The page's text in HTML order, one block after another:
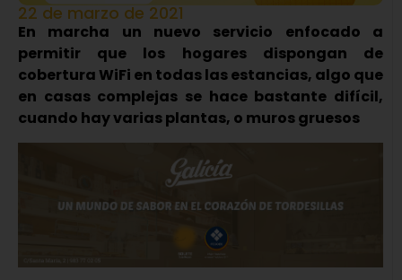
22 de marzo de 2021
En marcha un nuevo servicio enfocado a
permitir que los hogares dispongan de
cobertura WiFi en todas las estancias, algo que
en casas complejas se hace bastante difícil,
cuando hay varias plantas, o muros gruesos